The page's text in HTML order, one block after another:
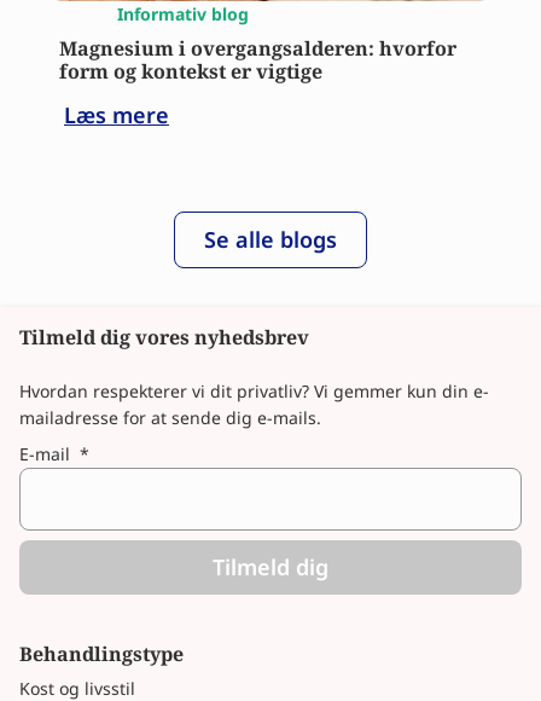
Informativ blog
Magnesium i overgangsalderen: hvorfor
form og kontekst er vigtige
Læs mere
Se alle blogs
Behandlingstype
Kost og livsstil
Tilmeld dig vores nyhedsbrev
E-mail *
Tilmeld dig
Hvordan respekterer vi dit privatliv? Vi gemmer kun din e-
mailadresse for at sende dig e-mails.